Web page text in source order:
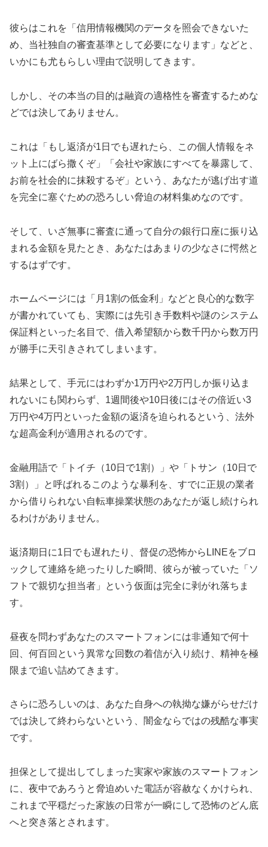
彼らはこれを「信用情報機関のデータを照会できないた
め、当社独自の審査基準として必要になります」などと、
いかにも尤もらしい理由で説明してきます。
しかし、その本当の目的は融資の適格性を審査するためな
どでは決してありません。
これは「もし返済が1日でも遅れたら、この個人情報をネ
ット上にばら撒くぞ」「会社や家族にすべてを暴露して、
お前を社会的に抹殺するぞ」という、あなたが逃げ出す道
を完全に塞ぐための恐ろしい脅迫の材料集めなのです。
そして、いざ無事に審査に通って自分の銀行口座に振り込
まれる金額を見たとき、あなたはあまりの少なさに愕然と
するはずです。
ホームページには「月1割の低金利」などと良心的な数字
が書かれていても、実際には先引き手数料や謎のシステム
保証料といった名目で、借入希望額から数千円から数万円
が勝手に天引きされてしまいます。
結果として、手元にはわずか1万円や2万円しか振り込ま
れないにも関わらず、1週間後や10日後にはその倍近い3
万円や4万円といった金額の返済を迫られるという、法外
な超高金利が適用されるのです。
金融用語で「トイチ（10日で1割）」や「トサン（10日で
3割）」と呼ばれるこのような暴利を、すでに正規の業者
から借りられない自転車操業状態のあなたが返し続けられ
るわけがありません。
返済期日に1日でも遅れたり、督促の恐怖からLINEをブロ
ックして連絡を絶ったりした瞬間、彼らが被っていた「ソ
フトで親切な担当者」という仮面は完全に剥がれ落ちま
す。
昼夜を問わずあなたのスマートフォンには非通知で何十
回、何百回という異常な回数の着信が入り続け、精神を極
限まで追い詰めてきます。
さらに恐ろしいのは、あなた自身への執拗な嫌がらせだけ
では決して終わらないという、闇金ならではの残酷な事実
です。
担保として提出してしまった実家や家族のスマートフォン
に、夜中であろうと脅迫めいた電話が容赦なくかけられ、
これまで平穏だった家族の日常が一瞬にして恐怖のどん底
へと突き落とされます。